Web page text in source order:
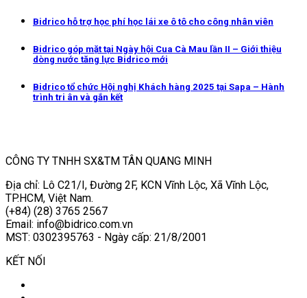
Bidrico hỗ trợ học phí học lái xe ô tô cho công nhân viên
Bidrico góp mặt tại Ngày hội Cua Cà Mau lần II – Giới thiệu
dòng nước tăng lực Bidrico mới
Bidrico tổ chức Hội nghị Khách hàng 2025 tại Sapa – Hành
trình tri ân và gắn kết
CÔNG TY TNHH SX&TM TÂN QUANG MINH
Địa chỉ: Lô C21/I, Đường 2F, KCN Vĩnh Lộc, Xã Vĩnh Lộc,
TP.HCM, Việt Nam.
(+84) (28) 3765 2567
Email: info@bidrico.com.vn
MST: 0302395763 - Ngày cấp: 21/8/2001
KẾT NỐI